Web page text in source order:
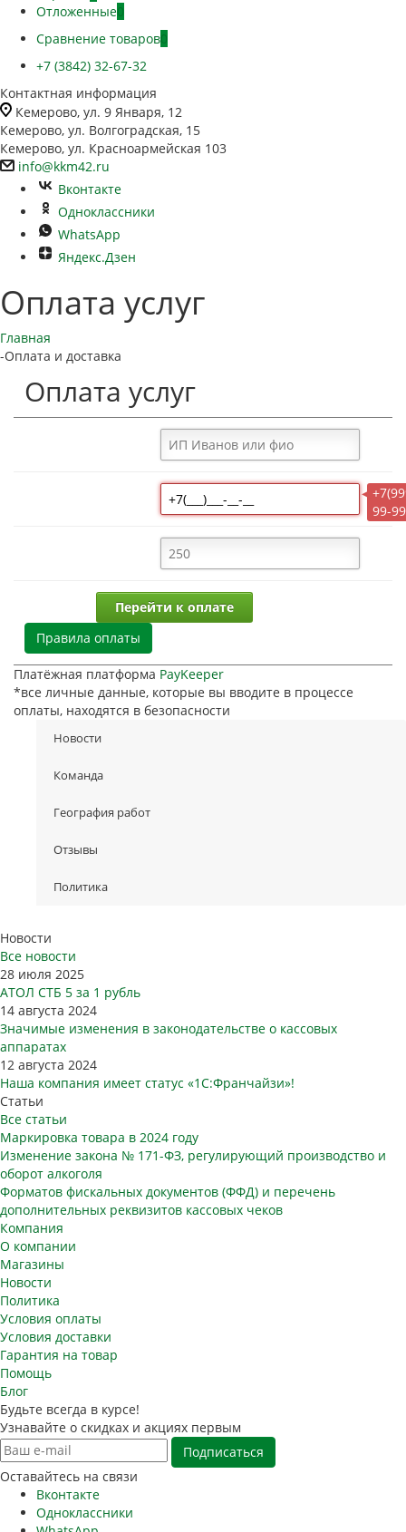
Отложенные0
Сравнение товаров0
+7 (3842) 32-67-32
Контактная информация
Кемерово, ул. 9 Января, 12
Кемерово, ул. Волгоградская, 15
Кемерово, ул. Красноармейская 103
info@kkm42.ru
Вконтакте
Одноклассники
WhatsApp
Яндекс.Дзен
Оплата услуг
Главная
-Оплата и доставка
Оплата услуг
99-99
Перейти к оплате
Правила оплаты
Платёжная платформа PayKeeper
*все личные данные, которые вы вводите в процессе
оплаты, находятся в безопасности
Новости
Команда
География работ
Отзывы
Политика
Новости
Все новости
28 июля 2025
АТОЛ СТБ 5 за 1 рубль
14 августа 2024
Значимые изменения в законодательстве о кассовых
аппаратах
12 августа 2024
Наша компания имеет статус «1С:Франчайзи»!
Статьи
Все статьи
Маркировка товара в 2024 году
Изменение закона № 171-ФЗ, регулирующий производство и
оборот алкоголя
Форматов фискальных документов (ФФД) и перечень
дополнительных реквизитов кассовых чеков
Компания
О компании
Магазины
Новости
Политика
Условия оплаты
Условия доставки
Гарантия на товар
Помощь
Блог
Будьте всегда в курсе!
Узнавайте о скидках и акциях первым
Оставайтесь на связи
Вконтакте
Одноклассники